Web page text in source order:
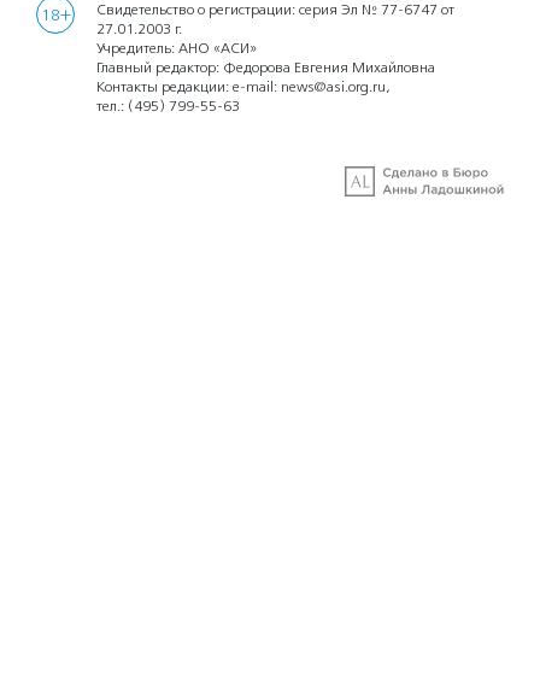
18+
Свидетельство о регистрации: серия Эл № 77-6747 от
27.01.2003 г.
Учредитель: АНО «АСИ»
Главный редактор: Федорова Евгения Михайловна
Контакты редакции: e-mail: news@asi.org.ru,
тел.: (495) 799-55-63